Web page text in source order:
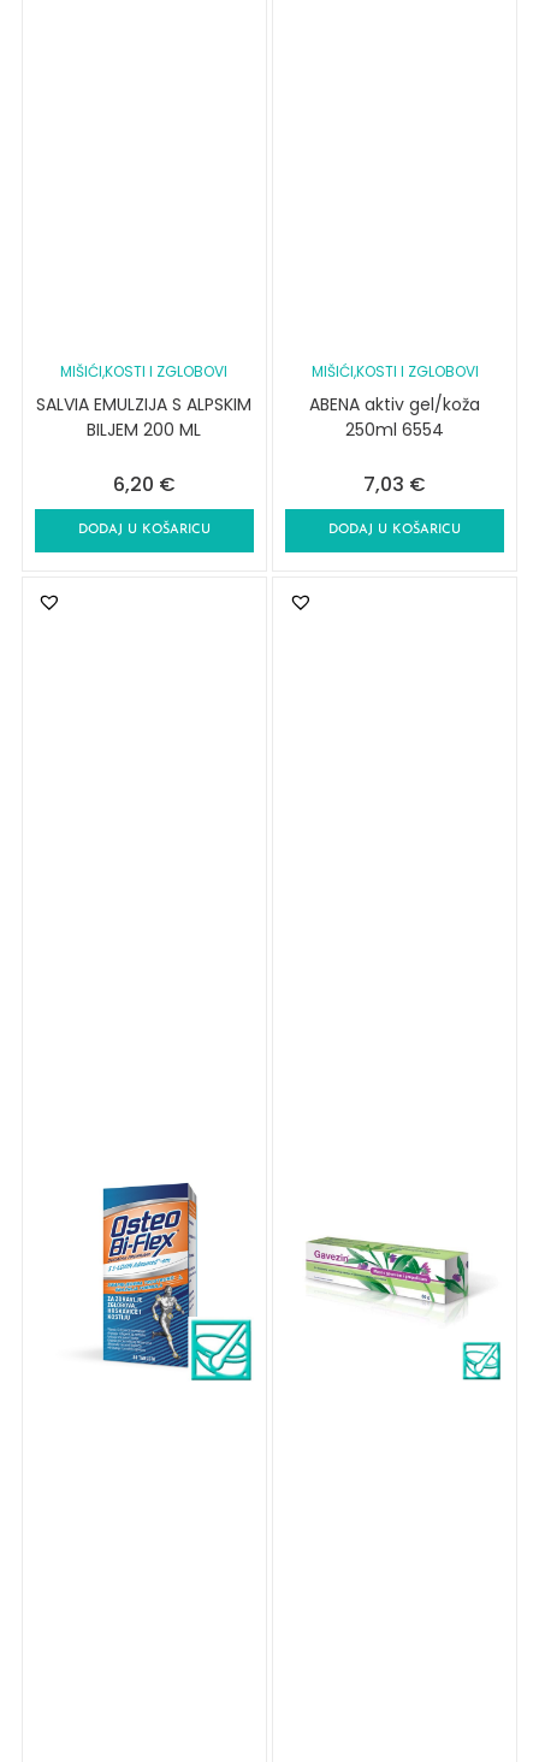
MIŠIĆI,KOSTI I ZGLOBOVI
SALVIA EMULZIJA S ALPSKIM
BILJEM 200 ML
6,20 €
DODAJ U KOŠARICU
MIŠIĆI,KOSTI I ZGLOBOVI
ABENA aktiv gel/koža
250ml 6554
7,03 €
DODAJ U KOŠARICU